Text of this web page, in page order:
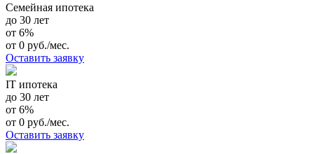
Семейная ипотека
до 30 лет
от 6%
от 0 руб./мес.
Оставить заявку
IT ипотека
до 30 лет
от 6%
от 0 руб./мес.
Оставить заявку